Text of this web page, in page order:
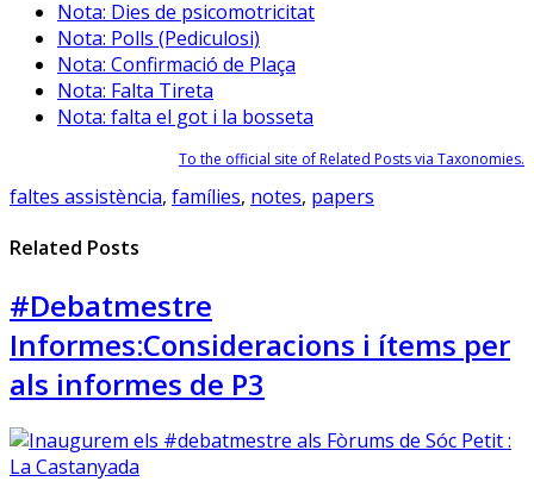
Nota: Dies de psicomotricitat
Nota: Polls (Pediculosi)
Nota: Confirmació de Plaça
Nota: Falta Tireta
Nota: falta el got i la bosseta
To the official site of Related Posts via Taxonomies.
faltes assistència, famílies, notes, papers
Related Posts
#Debatmestre
Informes:Consideracions i ítems per
als informes de P3